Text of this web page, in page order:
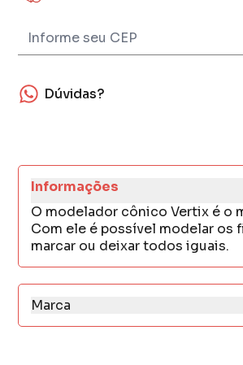
Dúvidas?
Informações
O modelador cônico Vertix é o
Com ele é possível modelar os
marcar ou deixar todos iguais.
Marca
Vertix Professional é uma